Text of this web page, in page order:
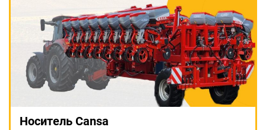
Носитель Cansa